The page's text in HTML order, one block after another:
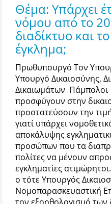
Θέμα: Υπάρχει
νόμου από το
διαδίκτυο και
έγκλημα;
Πρωθυπουργό Τον
Υπουργό Δικαιοσύνης,
Δικαιωμάτων
προσφύγουν στην
προστατεύσουν την
γιατί υπάρχει
αποκάλυψης
προσώπων που τα
πολίτες να μένουν
εγκληματίες
ο τότε Υπουργός
Νομοπαρασκευαστική